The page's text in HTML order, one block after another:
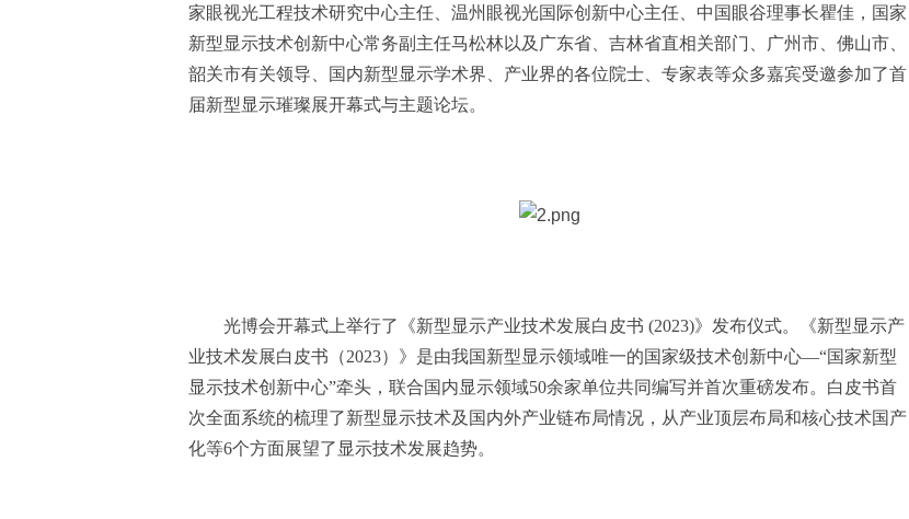
家眼视光工程技术研究中心主任、温州眼视光国际创新中心主任、中国眼谷理事长瞿佳，国家
新型显示技术创新中心常务副主任马松林以及广东省、吉林省直相关部门、广州市、佛山市、
韶关市有关领导、国内新型显示学术界、产业界的各位院士、专家表等众多嘉宾受邀参加了首
届新型显示璀璨展开幕式与主题论坛。
光博会开幕式上举行了《新型显示产业技术发展白皮书 (2023)》发布仪式。《新型显示产
业技术发展白皮书（2023）》是由我国新型显示领域唯一的国家级技术创新中心—“国家新型
显示技术创新中心”牵头，联合国内显示领域50余家单位共同编写并首次重磅发布。白皮书首
次全面系统的梳理了新型显示技术及国内外产业链布局情况，从产业顶层布局和核心技术国产
化等6个方面展望了显示技术发展趋势。